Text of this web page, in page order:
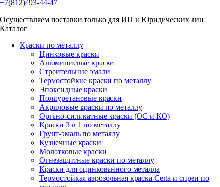
+7(812)493-44-47
Осуществляем поставки только для ИП и Юридических лиц
Каталог
Краски по металлу
Цинковые краски
Алюминиевые краски
Строительные эмали
Термостойкие краски по металлу
Эпоксидные краски
Полиуретановые краски
Акриловые краски по металлу
Органо-силикатные краски (ОС и КО)
Краски 3 в 1 по металлу
Грунт-эмаль по металлу
Кузнечные краски
Молотковые краски
Огнезащитные краски по металлу
Краски для оцинкованного металла
Термостойкая аэрозольная краска Certa и спреи по